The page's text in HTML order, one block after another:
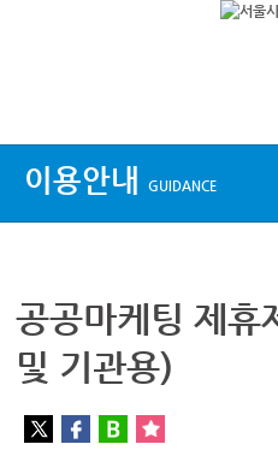
이용안내 GUIDANCE
공공마케팅 제휴
및 기관용)